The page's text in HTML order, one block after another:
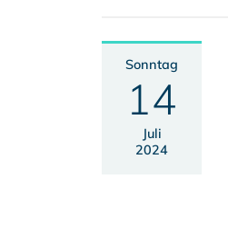
Sonntag
14
Juli
2024